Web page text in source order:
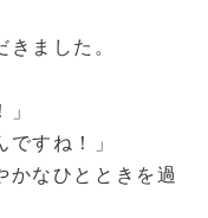
ました。
ですね！」
かなひとときを過